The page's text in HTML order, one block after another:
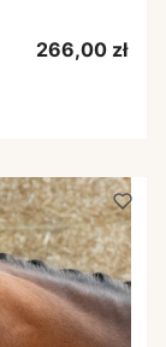
Cena
266,00 zł